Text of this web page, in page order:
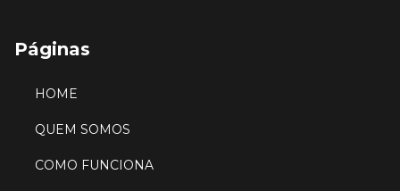
Páginas
HOME
QUEM SOMOS
COMO FUNCIONA